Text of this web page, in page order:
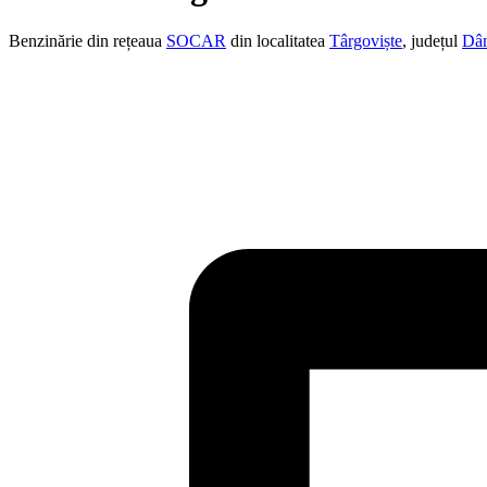
Benzinărie din rețeaua SOCAR din localitatea Târgoviște, județul